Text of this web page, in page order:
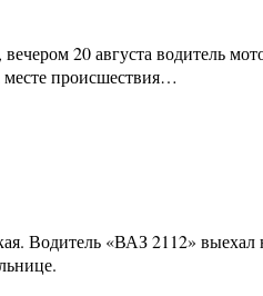
20 августа водитель
месте происшествия…
Водитель «ВАЗ 2112» выехал